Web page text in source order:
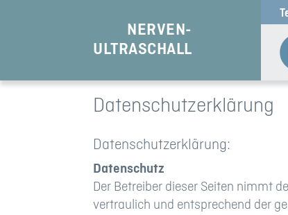
NERVEN-
ULTRASCHALL
Datenschutzerklärung
Datenschutzerklärung:
Datenschutz
Der Betreiber dieser Seiten nimmt
vertraulich und entsprechend der